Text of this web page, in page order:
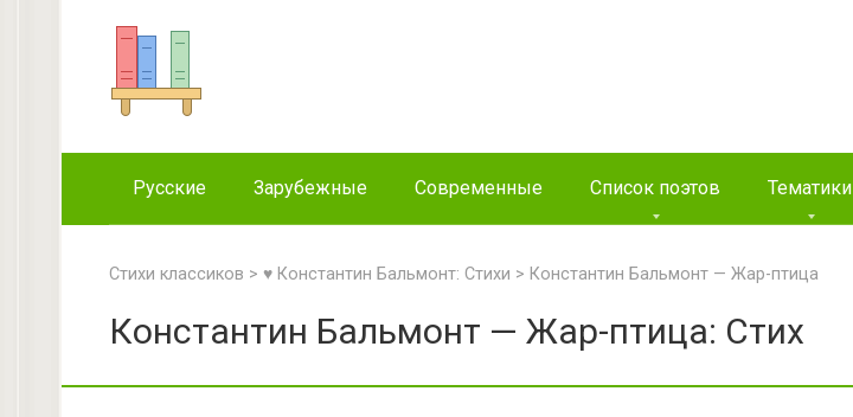
Русские Зарубежные Современные Список поэтов Тематики
Стихи классиков > ♥ Константин Бальмонт: Стихи > Константин Бальмонт — Жар-птица
Константин Бальмонт — Жар-птица: Стих